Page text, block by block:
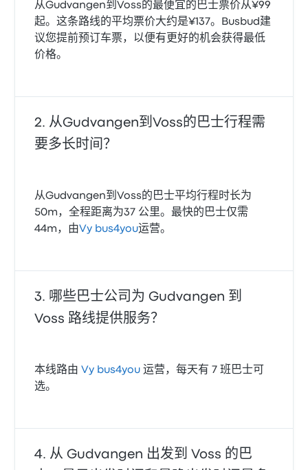
从Gudvangen到Voss的最便宜的巴士票价从¥99
起。这条路线的平均票价大约是¥137。Busbud建
议您提前预订车票，以便有更好的机会获得最低
价格。
从Gudvangen到Voss的巴士行程需
要多长时间？
从Gudvangen到Voss的巴士平均行程时长为
50m，全程距离为37 公里。最快的巴士仅需
44m，由 Vy bus4you运营。
哪些巴士公司为 Gudvangen 到
Voss 路线提供服务？
本线路由 Vy bus4you 运营，每天有 7 班巴士可
选。
从 Gudvangen 出发到 Voss 的巴